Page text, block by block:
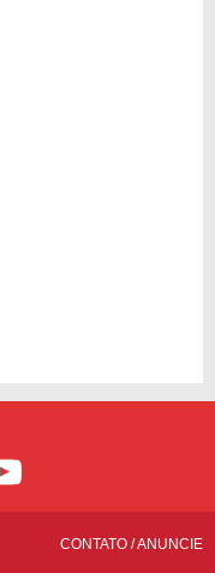
CONTATO /ANUNCIE